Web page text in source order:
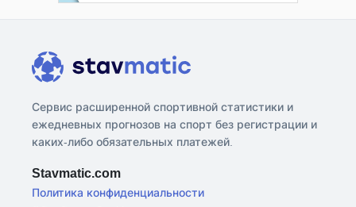
Сервис расширенной спортивной статистики и
ежедневных прогнозов на спорт без регистрации и
каких-либо обязательных платежей.
Stavmatic.com
Политика конфиденциальности